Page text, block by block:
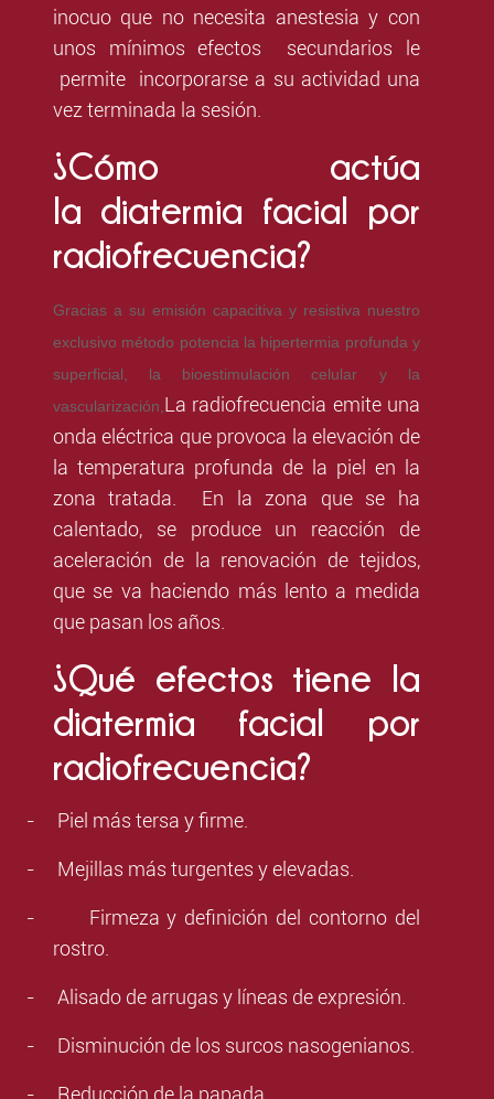
inocuo que no necesita anestesia y con
unos mínimos efectos secundarios le
permite incorporarse a su actividad una
vez terminada la sesión.
¿Cómo actúa
la diatermia facial por
radiofrecuencia?
Gracias a su emisión capacitiva y resistiva nuestro
exclusivo método potencia la hipertermia profunda y
superficial, la bioestimulación celular y la
vascularización, La radiofrecuencia emite una
onda eléctrica que provoca la elevación de
la temperatura profunda de la piel en la
zona tratada. En la zona que se ha
calentado, se produce un reacción de
aceleración de la renovación de tejidos,
que se va haciendo más lento a medida
que pasan los años.
¿Qué efectos tiene la
diatermia facial por
radiofrecuencia?
- Piel más tersa y firme.
- Mejillas más turgentes y elevadas.
-
Firmeza y definición del contorno del
rostro.
- Alisado de arrugas y líneas de expresión.
- Disminución de los surcos nasogenianos.
- Reducción de la papada.